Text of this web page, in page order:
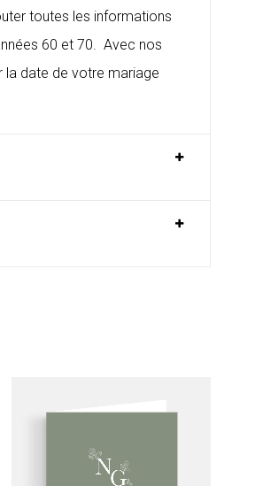
toutes les informations
60 et 70. Avec nos
la date de votre mariage